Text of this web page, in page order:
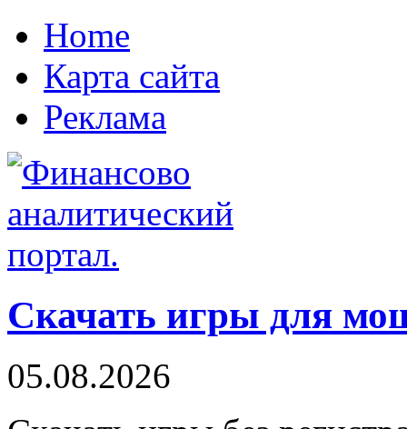
Home
Карта сайта
Реклама
Скачать игры для
05.08.2026